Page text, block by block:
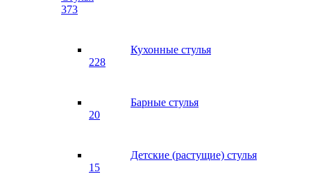
373
Кухонные стулья
228
Барные стулья
20
Детские (растущие) стулья
15